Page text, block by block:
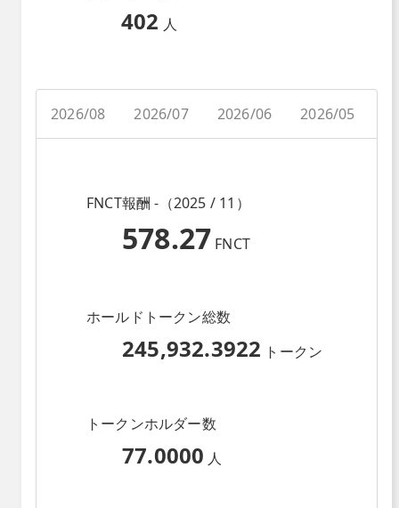
402 人
2026/08 2026/07 2026/06 2026/05
FNCT報酬 -（2025 / 11）
578.27 FNCT
ホールドトークン総数
245,932.3922 トークン
トークンホルダー数
77.0000 人